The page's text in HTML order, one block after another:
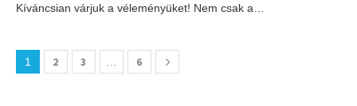
Kíváncsian várjuk a véleményüket! Nem csak a…
1 2 3 6